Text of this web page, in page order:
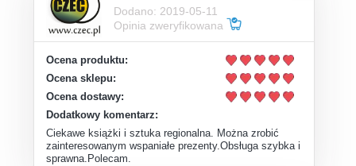
Dodano: 2019-05-11
Opinia zweryfikowana
Ocena produktu:
Ocena sklepu:
Ocena dostawy:
Dodatkowy komentarz:
Ciekawe książki i sztuka regionalna. Można zrobić
zainteresowanym wspaniałe prezenty.Obsługa szybka i
sprawna.Polecam.